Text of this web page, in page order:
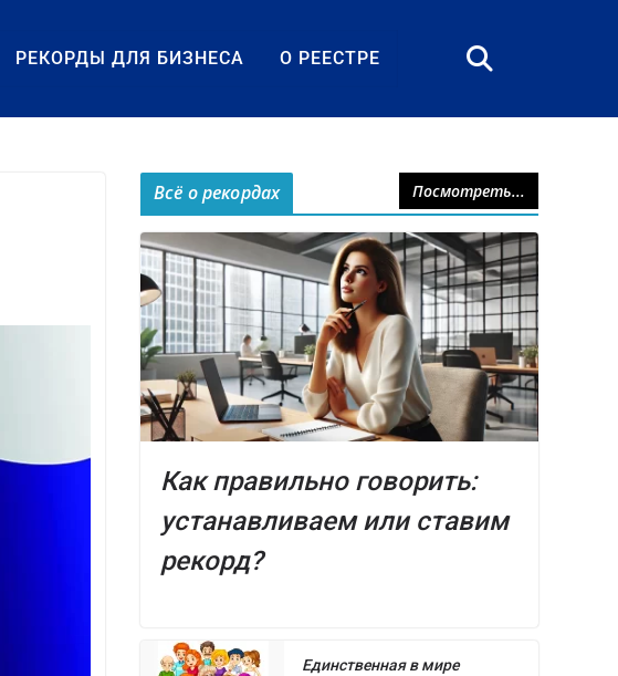
РЕКОРДЫ ДЛЯ БИЗНЕСА О РЕЕСТРЕ
Всё о рекордах Посмотреть...
Как правильно говорить:
устанавливаем или ставим
рекорд?
Единственная в мире